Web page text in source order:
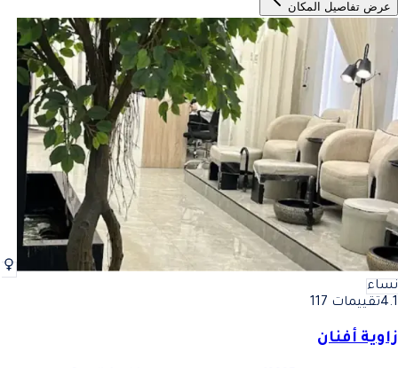
عرض تفاصيل المكان
نساء
4.1تقييمات 117
زاوية أفنان